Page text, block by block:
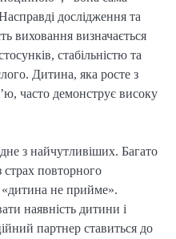
дослідження та
виховання визначається
стабільністю та
Дитина, яка росте з
часто демонструє високу
з найчутливіших. Багато
страх повторного
«дитина не прийме».
наявність дитини і
партнер ставиться до